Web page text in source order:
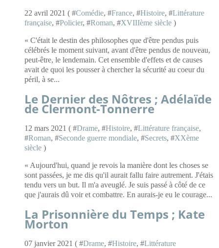
22 avril 2021 ( #Comédie, #France, #Histoire, #Littérature
française, #Policier, #Roman, #XVIIIème siècle )
« C'était le destin des philosophes que d'être pendus puis
célébrés le moment suivant, avant d'être pendus de nouveau,
peut-être, le lendemain. Cet ensemble d'effets et de causes
avait de quoi les pousser à chercher la sécurité au coeur du
péril, à se...
Le Dernier des Nôtres ; Adélaïde
de Clermont-Tonnerre
12 mars 2021 ( #Drame, #Histoire, #Littérature française,
#Roman, #Seconde guerre mondiale, #Secrets, #XXème
siècle )
« Aujourd'hui, quand je revois la manière dont les choses se
sont passées, je me dis qu'il aurait fallu faire autrement. J'étais
tendu vers un but. Il m'a aveuglé. Je suis passé à côté de ce
que j'aurais dû voir et combattre. En aurais-je eu le courage...
La Prisonnière du Temps ; Kate
Morton
07 janvier 2021 ( #Drame, #Histoire, #Littérature